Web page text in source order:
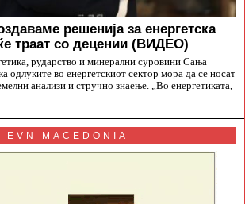
решенија за енергетска
траат со децении (ВИДЕО)
рударство и минерални суровини Сања
одлуките во енергетскиот сектор мора да се носат
анализи и стручно знаење. „Во енергетиката,
EVN MACEDONIA